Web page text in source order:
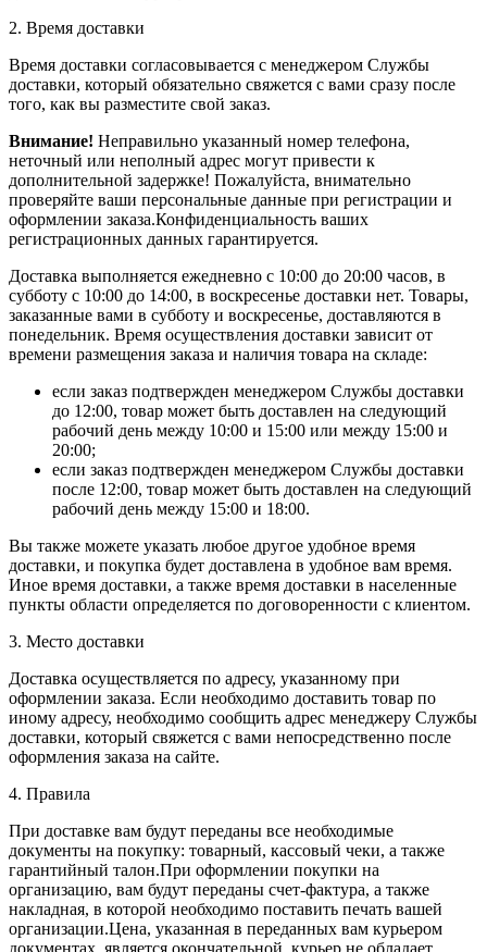
2. Время доставки
Время доставки согласовывается с менеджером Службы
доставки, который обязательно свяжется с вами сразу после
того, как вы разместите свой заказ.
Внимание! Неправильно указанный номер телефона,
неточный или неполный адрес могут привести к
дополнительной задержке! Пожалуйста, внимательно
проверяйте ваши персональные данные при регистрации и
оформлении заказа.Конфиденциальность ваших
регистрационных данных гарантируется.
Доставка выполняется ежедневно с 10:00 до 20:00 часов, в
субботу с 10:00 до 14:00, в воскресенье доставки нет. Товары,
заказанные вами в субботу и воскресенье, доставляются в
понедельник. Время осуществления доставки зависит от
времени размещения заказа и наличия товара на складе:
если заказ подтвержден менеджером Службы доставки
до 12:00, товар может быть доставлен на следующий
рабочий день между 10:00 и 15:00 или между 15:00 и
20:00;
если заказ подтвержден менеджером Службы доставки
после 12:00, товар может быть доставлен на следующий
рабочий день между 15:00 и 18:00.
Вы также можете указать любое другое удобное время
доставки, и покупка будет доставлена в удобное вам время.
Иное время доставки, а также время доставки в населенные
пункты области определяется по договоренности с клиентом.
3. Место доставки
Доставка осуществляется по адресу, указанному при
оформлении заказа. Если необходимо доставить товар по
иному адресу, необходимо сообщить адрес менеджеру Службы
доставки, который свяжется с вами непосредственно после
оформления заказа на сайте.
4. Правила
При доставке вам будут переданы все необходимые
документы на покупку: товарный, кассовый чеки, а также
гарантийный талон.При оформлении покупки на
организацию, вам будут переданы счет-фактура, а также
накладная, в которой необходимо поставить печать вашей
организации.Цена, указанная в переданных вам курьером
документах, является окончательной, курьер не обладает